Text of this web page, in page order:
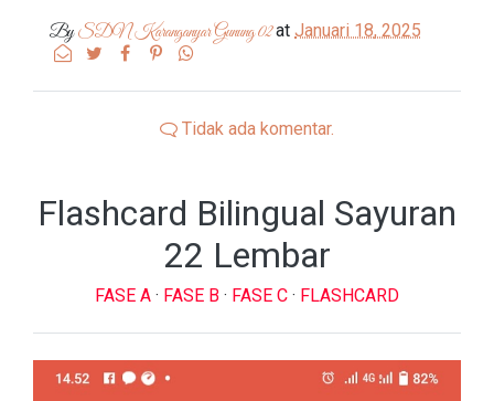
BySDN Karanganyar Gunung 02at Januari 18, 2025
Tidak ada komentar.
Flashcard Bilingual Sayuran
22 Lembar
FASE A · FASE B · FASE C · FLASHCARD